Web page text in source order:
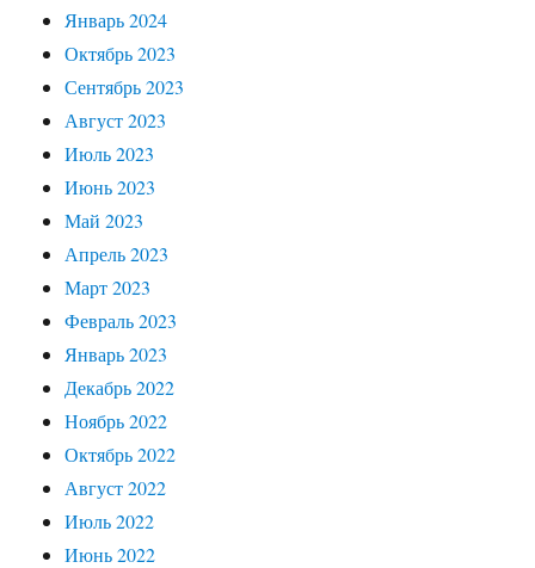
Январь 2024
Октябрь 2023
Сентябрь 2023
Август 2023
Июль 2023
Июнь 2023
Май 2023
Апрель 2023
Март 2023
Февраль 2023
Январь 2023
Декабрь 2022
Ноябрь 2022
Октябрь 2022
Август 2022
Июль 2022
Июнь 2022